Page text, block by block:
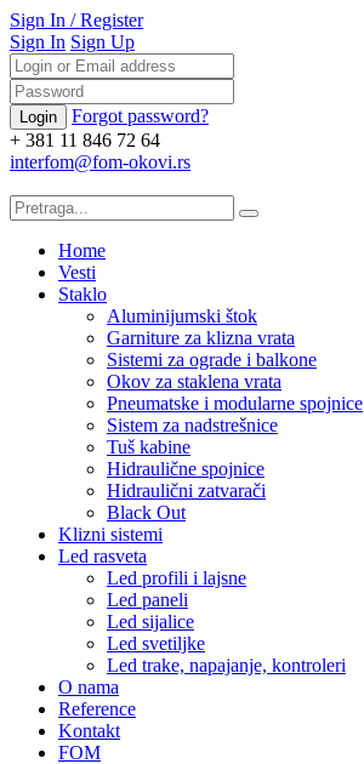
Sign In / Register
Sign In Sign Up
Forgot password?
+ 381 11 846 72 64
interfom@fom-okovi.rs
Home
Vesti
Staklo
Aluminijumski štok
Garniture za klizna vrata
Sistemi za ograde i balkone
Okov za staklena vrata
Pneumatske i modularne spojnice
Sistem za nadstrešnice
Tuš kabine
Hidraulične spojnice
Hidraulični zatvarači
Black Out
Klizni sistemi
Led rasveta
Led profili i lajsne
Led paneli
Led sijalice
Led svetiljke
Led trake, napajanje, kontroleri
O nama
Reference
Kontakt
FOM